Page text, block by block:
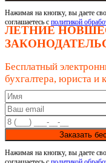
Нажимая на кнопку, вы даете
соглашаетесь с политикой
ЛЕТНИЕ
Бесплатный
бухгалтера, юриста и
Заказать
Нажимая на кнопку, вы даете